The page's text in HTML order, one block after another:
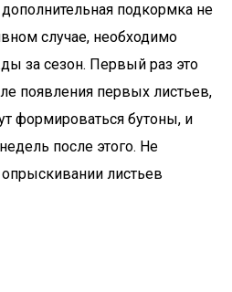
подкормка не
случае, необходимо
за сезон. Первый раз это
появления первых листьев,
формироваться бутоны, и
после этого. Не
листьев